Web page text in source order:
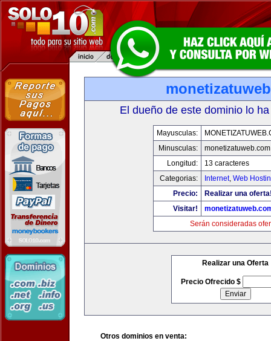
El dueño de este dominio lo
Mayusculas:
Minusculas:
monetizatuweb.com
Longitud:
13 caracteres
Categorias:
Internet, Web
Precio:
Realizar una
Visitar!
Serán consideradas
Realizar una Oferta
Precio Ofrecido $
Otros dominios en venta: